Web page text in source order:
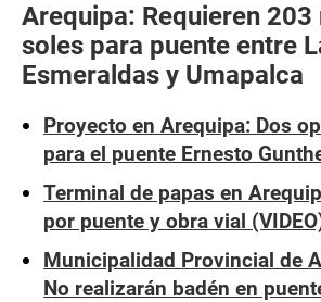
Arequipa: Requieren
soles para puente entre
Esmeraldas y Umapalca
Proyecto en Arequipa: Dos
para el puente Ernesto
Terminal de papas en
por puente y obra vial
Municipalidad Provincial de
No realizarán badén en